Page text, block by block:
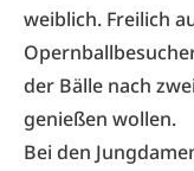
weiblich. Freilich
der Bälle nach
genießen wollen.
Bei den